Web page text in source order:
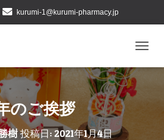
kurumi-1@kurumi-pharmacy.jp
ビ
のご挨拶
樹投稿日: 2021年1月4日